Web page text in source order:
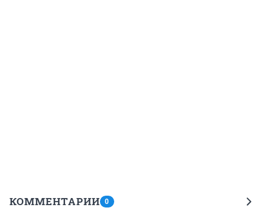
КОММЕНТАРИИ 0